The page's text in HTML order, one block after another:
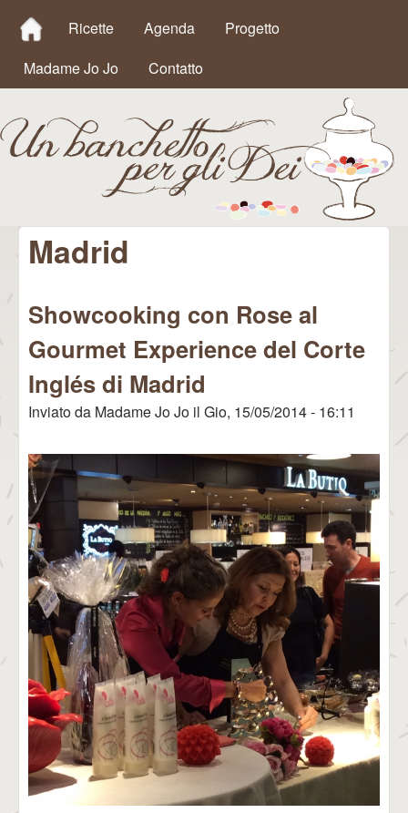
MAIN MENU
Ricette Agenda
Progetto
Madame Jo Jo
Contatto
Un
Banchetto
per gli Dei
Madrid
Showcooking con Rose al
Gourmet Experience del Corte
Inglés di Madrid
Inviato da Madame Jo Jo il Gio, 15/05/2014 - 16:11